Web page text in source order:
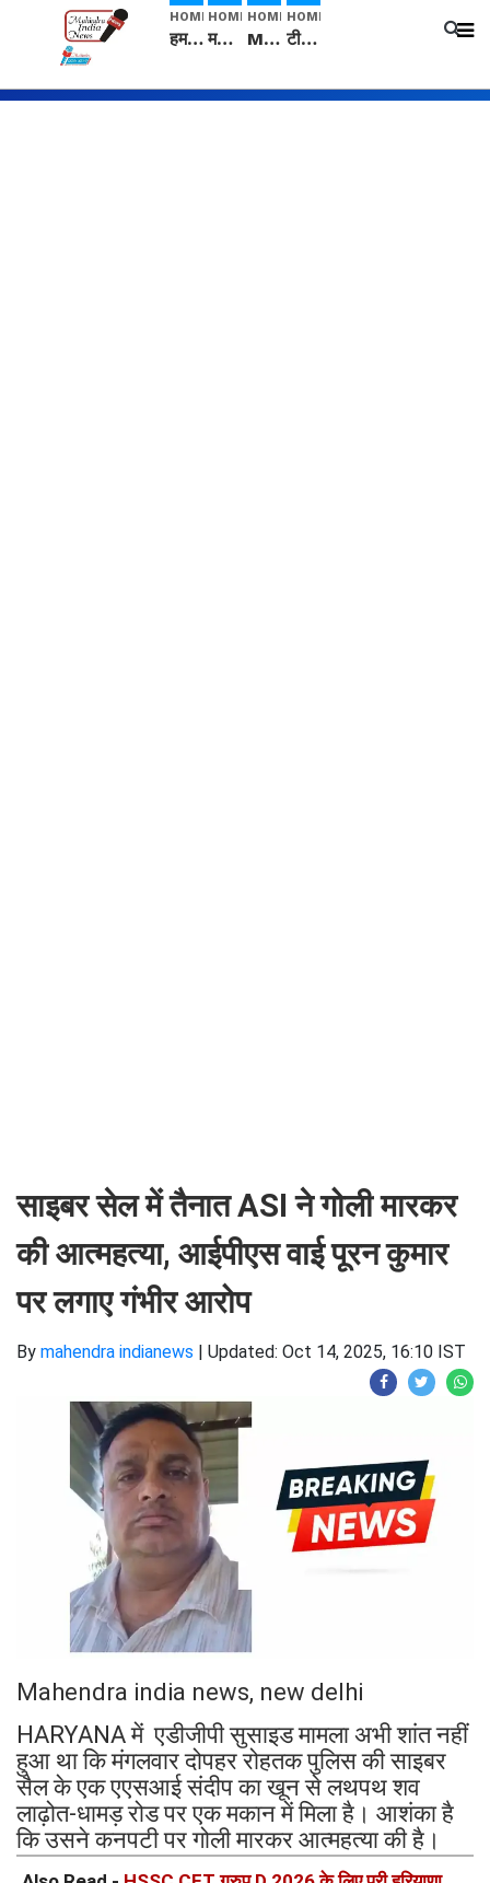
HOME
हम सनातनी..." सांसद kangana Ranaut से क्या बोली लड़की? Viral Jantar-Mantar | CJP protest
HOME
मनीषा हत्याकांड: हत्या, आत्महत्या या कोई बड़ा राज? | Full Story | Josh Haryana
HOME
Mangalsutra: हिंदू धर्म में शादी के बाद मंगलसूत्र क्यों पहनती है महिलाएं, किसने शुरु की ये परंपरा
HOME
टीम बीकेई ने एग्रीकल्चर ग्रेड की यूरिया खाद गट्टों में बदलकर टेक्निकल ग्रेड में बेचने वालों पर करवाई कार्रवाई: लखविंदर सिंह औलख
साइबर सेल में तैनात ASI ने गोली मारकर
की आत्महत्या, आईपीएस वाई पूरन कुमार
पर लगाए गंभीर आरोप
By mahendra indianews | Updated: Oct 14, 2025, 16:10 IST
Mahendra india news, new delhi
HARYANA में एडीजीपी सुसाइड मामला अभी शांत नहीं
हुआ था कि मंगलवार दोपहर रोहतक पुलिस की साइबर
सैल के एक एएसआई संदीप का खून से लथपथ शव
लाढ़ोत-धामड़ रोड पर एक मकान में मिला है। आशंका है
कि उसने कनपटी पर गोली मारकर आत्महत्या की है।